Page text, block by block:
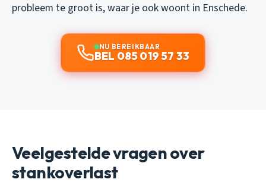
probleem te groot is, waar je ook woont in Enschede.
NU BEREIKBAAR
BEL 085 019 57 33
Veelgestelde vragen over
stankoverlast